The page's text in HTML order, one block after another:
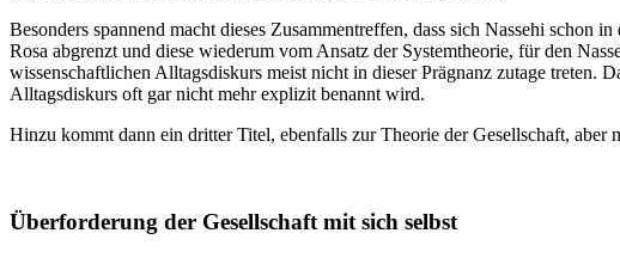
Besonders spannend macht dieses Zusammentreffen, dass sich Nassehi
Rosa abgrenzt und diese wiederum vom Ansatz der Systemtheorie, für den
wissenschaftlichen Alltagsdiskurs meist nicht in dieser Prägnanz zutage treten.
Alltagsdiskurs oft gar nicht mehr explizit benannt wird.
Hinzu kommt dann ein dritter Titel, ebenfalls zur Theorie der Gesellschaft, aber
Überforderung der Gesellschaft mit sich selbst